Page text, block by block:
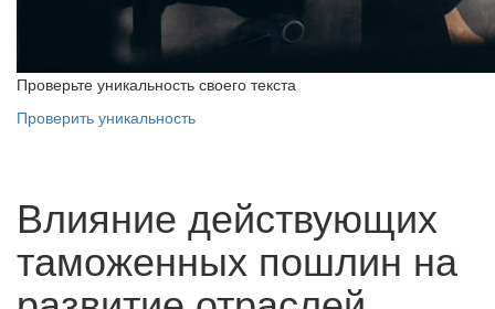
Проверьте уникальность своего текста
Проверить уникальность
Влияние действующих
таможенных пошлин на